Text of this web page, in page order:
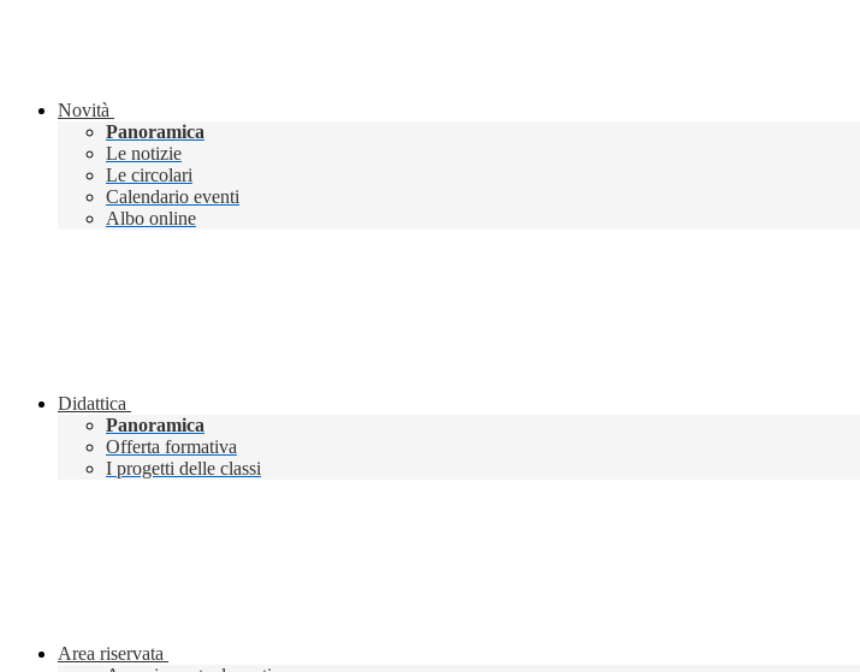
Novità
Panoramica
Le notizie
Le circolari
Calendario eventi
Albo online
Didattica
Panoramica
Offerta formativa
I progetti delle classi
Area riservata